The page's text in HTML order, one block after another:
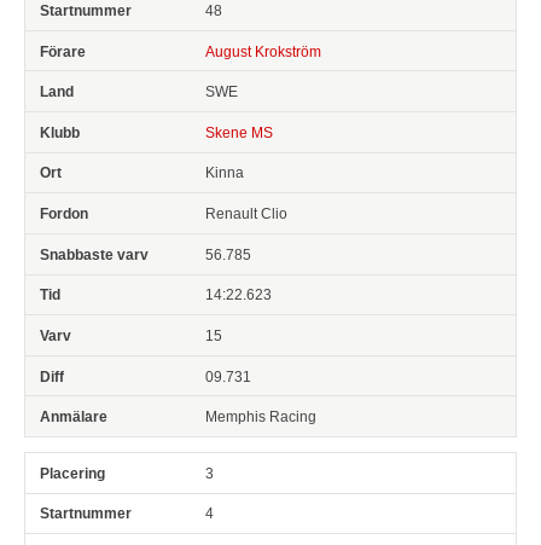
48
August Krokström
SWE
Skene MS
Kinna
Renault Clio
56.785
14:22.623
15
09.731
Memphis Racing
3
4